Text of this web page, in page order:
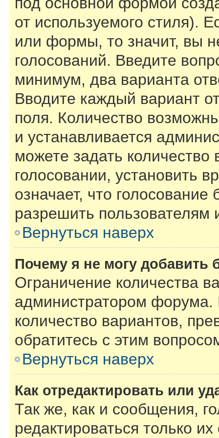
от используемого стиля).
или формы, то значит, вы
голосований. Введите
минимум, два варианта
Вводите каждый вариант
поля. Количество
и устанавливается
можете задать количество
голосовании, установить
означает, что
разрешить пользователям
Вернуться наверх
Почему я не могу добавить
Ограничение количества
администратором
количество вариантов,
обратитесь с этим
Вернуться наверх
Как отредактировать или
Так же, как и сообщения,
редактироваться только